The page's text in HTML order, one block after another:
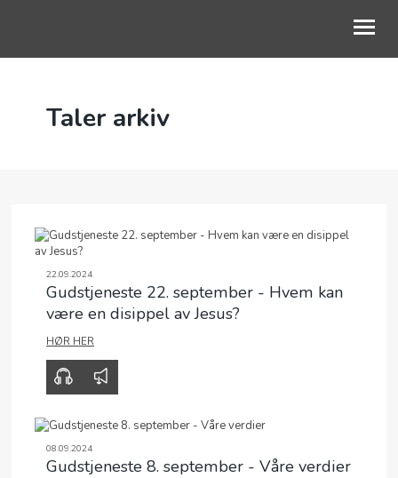
BLI GIVER
Taler arkiv
22.09.2024
Gudstjeneste 22. september - Hvem kan
være en disippel av Jesus?
HØR HER
08.09.2024
Gudstjeneste 8. september - Våre verdier